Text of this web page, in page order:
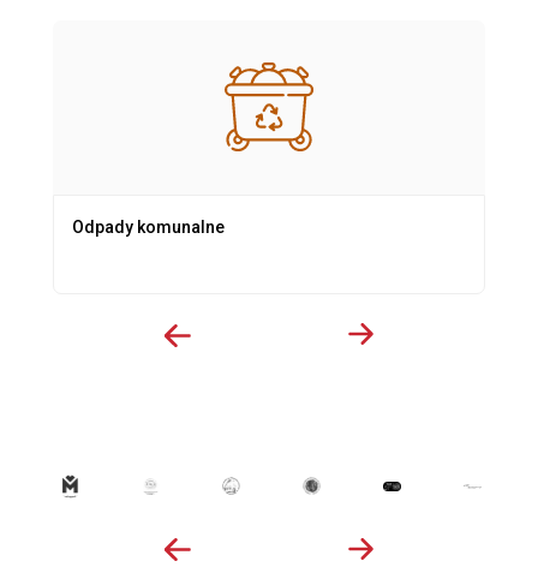
Odpady komunalne